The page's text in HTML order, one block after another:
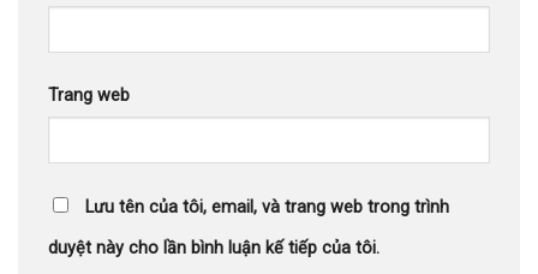
Trang web
Lưu tên của tôi, email, và trang web trong trình
duyệt này cho lần bình luận kế tiếp của tôi.